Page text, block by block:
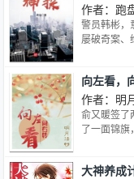
作者：跑
警员韩彬，
屡破奇案、
向左看，
作者：明
俞又暖签了
了一面锦旗
大神养成